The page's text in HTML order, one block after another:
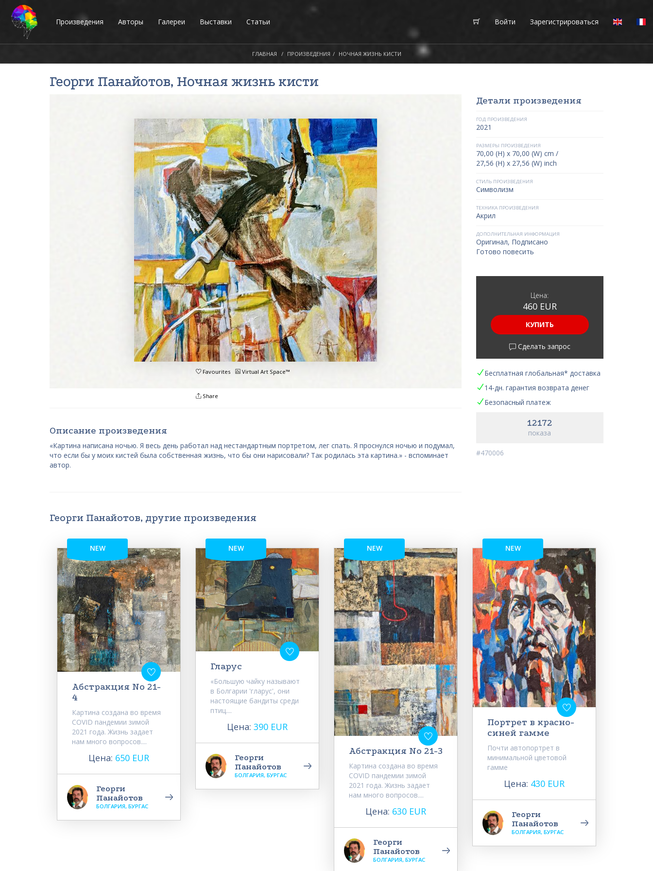
Произведения Авторы Галереи Выставки Статьи Войти Зарегистрироваться
ГЛАВНАЯ ПРОИЗВЕДЕНИЯ НОЧНАЯ ЖИЗНЬ КИСТИ
Георги Панайотов, Ночная жизнь кисти
Favourites Virtual Art Space™
Share
Описание произведения
«Картина написана ночью. Я весь день работал над нестандартным портретом, лег спать. Я проснулся ночью и подумал,
что если бы у моих кистей была собственная жизнь, что бы они нарисовали? Так родилась эта картина.» - вспоминает
автор.
Детали произведения
ГОД ПРОИЗВЕДЕНИЯ
2021
РАЗМЕРЫ ПРОИЗВЕДЕНИЯ
70,00 (H) x 70,00 (W) cm /
27,56 (H) x 27,56 (W) inch
СТИЛЬ ПРОИЗВЕДЕНИЯ
Символизм
ТЕХНИКА ПРОИЗВЕДЕНИЯ
Акрил
ДОПОЛНИТЕЛЬНАЯ ИНФОРМАЦИЯ
Оригинал, Подписано
Готово повесить
Цена:
460 EUR
КУПИТЬ
Сделать запрос
Бесплатная глобальная* доставка
14-дн. гарантия возврата денег
Безопасный платеж
12172
показа
#470006
Георги Панайотов, другие произведения
NEW
Абстракция No 21-
4
Картина создана во время
COVID пандемии зимой
2021 года. Жизнь задает
нам много вопросов....
Цена: 650 EUR
Георги
Панайотов
БОЛГАРИЯ, БУРГАС
NEW
Гларус
«Большую чайку называют
в Болгарии 'гларус', они
настоящие бандиты среди
птиц....
Цена: 390 EUR
Георги
Панайотов
БОЛГАРИЯ, БУРГАС
NEW
Абстракция No 21-3
Картина создана во время
COVID пандемии зимой
2021 года. Жизнь задает
нам много вопросов....
Цена: 630 EUR
Георги
Панайотов
БОЛГАРИЯ, БУРГАС
NEW
Портрет в красно-
синей гамме
Почти автопортрет в
минимальной цветовой
гамме
Цена: 430 EUR
Георги
Панайотов
БОЛГАРИЯ, БУРГАС